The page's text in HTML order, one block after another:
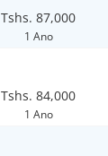
Tshs. 87,000
1 Ano
Tshs. 84,000
1 Ano